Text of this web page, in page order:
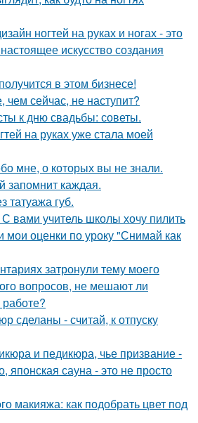
ногтей на руках и ногах - это
искусство создания
в этом бизнесе!
чем сейчас, не наступит?
к дню свадьбы: советы.
на руках уже стала моей
мне, о которых вы не знали.
запомнит каждая.
татуажа губ.
вами учитель школы хочу пилить
мои оценки по уроку "Снимай как
затронули тему моего
вопросов, не мешают ли
сделаны - считай, к отпуску
и педикюра, чье призвание -
японская сауна - это не просто
макияжа: как подобрать цвет под